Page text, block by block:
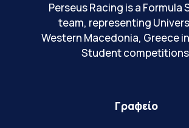
Perseus Racing is a Formula
team, representing
Western Macedonia, Greece
Student
Γραφείο